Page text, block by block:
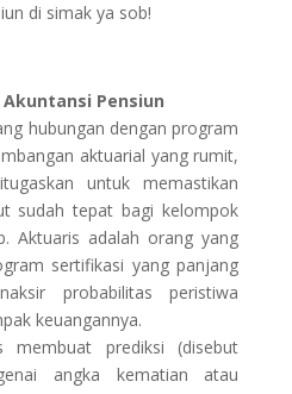
di simak ya sob!
Pensiun
hubungan dengan program
aktuarial yang rumit,
untuk memastikan
sudah tepat bagi kelompok
Aktuaris adalah orang yang
sertifikasi yang panjang
probabilitas peristiwa
keuangannya.
membuat prediksi (disebut
angka kematian atau